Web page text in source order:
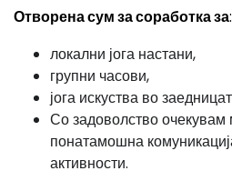
Отворена сум за соработказа:
локални јога настани,
групни часови,
јога искуства во
Со задоволство очекувам
понатамошна
активности.